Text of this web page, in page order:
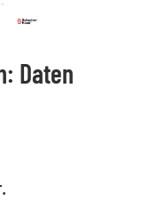
Daten